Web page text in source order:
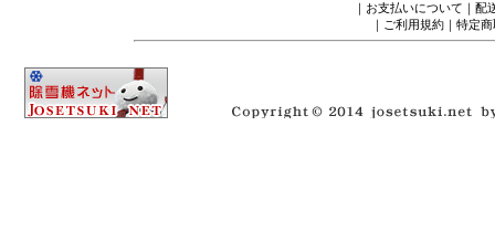
｜ お支払いについて ｜ 配
｜ ご利用規約 ｜ 特定